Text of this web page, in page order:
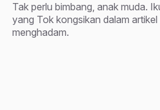
Tak perlu bimbang, anak muda.
yang Tok kongsikan dalam artikel
menghadam.